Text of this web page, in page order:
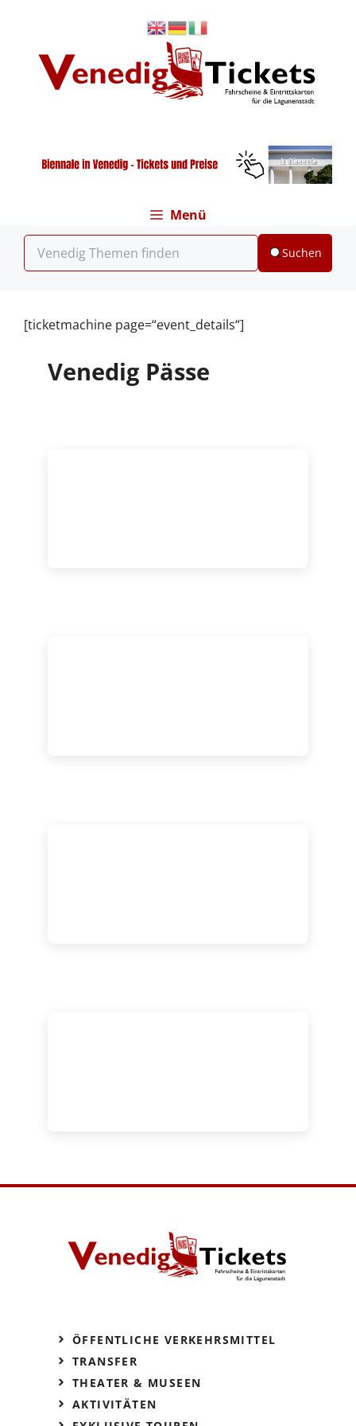
Menü
Suchen
[ticketmachine page=“event_details“]
Venedig Pässe
ÖFFENTLICHE VERKEHRSMITTEL
TRANSFER
THEATER & MUSEEN
AKTIVITÄTEN